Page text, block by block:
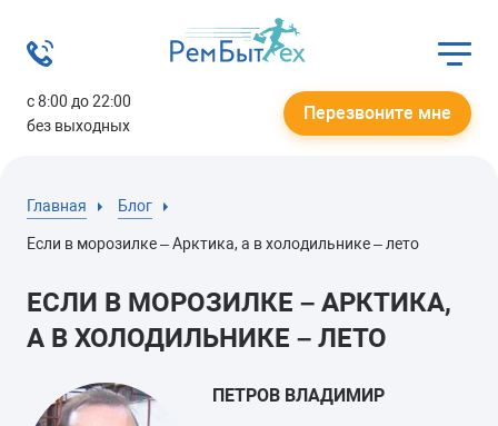
с 8:00 до 22:00
без выходных
Перезвоните мне
Главная Блог
Если в морозилке – Арктика, а в холодильнике – лето
ЕСЛИ В МОРОЗИЛКЕ – АРКТИКА,
А В ХОЛОДИЛЬНИКЕ – ЛЕТО
ПЕТРОВ ВЛАДИМИР